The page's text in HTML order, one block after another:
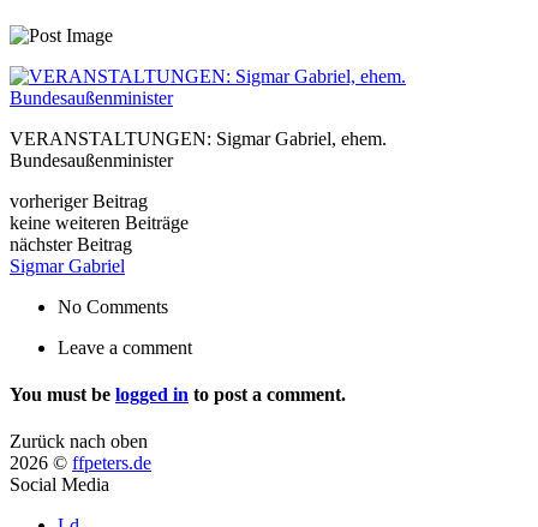
VERANSTALTUNGEN: Sigmar Gabriel, ehem.
Bundesaußenminister
vorheriger Beitrag
keine weiteren Beiträge
nächster Beitrag
Sigmar Gabriel
No Comments
Leave a comment
You must be logged in to post a comment.
Zurück nach oben
2026 © ffpeters.de
Social Media